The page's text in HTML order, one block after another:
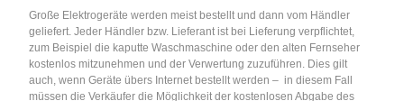
Große Elektrogeräte werden meist bestellt und dann vom Händler
geliefert. Jeder Händler bzw. Lieferant ist bei Lieferung verpflichtet,
zum Beispiel die kaputte Waschmaschine oder den alten Fernseher
kostenlos mitzunehmen und der Verwertung zuzuführen. Dies gilt
auch, wenn Geräte übers Internet bestellt werden – in diesem Fall
müssen die Verkäufer die Möglichkeit der kostenlosen Abgabe des